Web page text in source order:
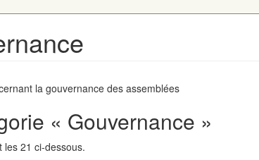
la gouvernance des assemblées
« Gouvernance »
21 ci-dessous.